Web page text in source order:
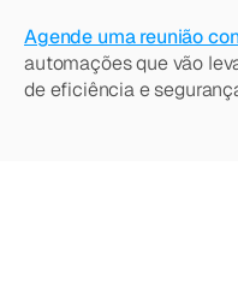
Agende uma reunião
automações que vão
de eficiência e